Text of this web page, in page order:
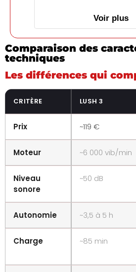
Voir plus
Comparaison des
techniques
Les différences qui
CRITÈRE LUSH 3
Prix ~119 €
Moteur ~6 000 vib/min
Niveau
sonore
~50 dB
Autonomie ~3,5 à 5 h
Charge ~85 min